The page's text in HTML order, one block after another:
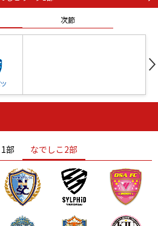
次節
石人の星
静岡 愛媛Ｌ
部 なでしこ2部